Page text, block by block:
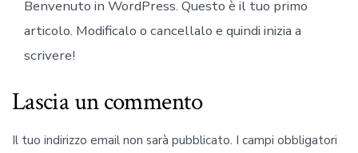
Benvenuto in WordPress. Questo è il tuo primo
articolo. Modificalo o cancellalo e quindi inizia a
scrivere!
Lascia un commento
Il tuo indirizzo email non sarà pubblicato. I campi obbligatori